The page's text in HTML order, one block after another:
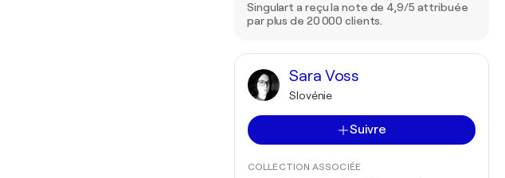
Singulart a reçu la note de 4,9/5 attribuée
par plus de 20 000 clients.
Sara Voss
Slovénie
Suivre
COLLECTION ASSOCIÉE